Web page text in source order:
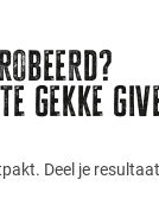
gekke
Deel je